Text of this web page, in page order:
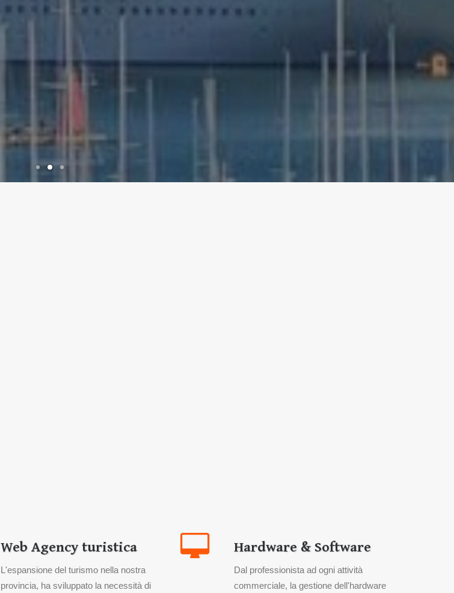
Web Agency turistica
L'espansione del turismo nella nostra
provincia, ha sviluppato la necessità di
Hardware & Software
Dal professionista ad ogni attività
commerciale, la gestione dell'hardware